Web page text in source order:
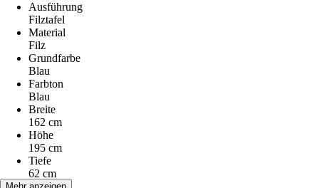
Ausführung
Filztafel
Material
Filz
Grundfarbe
Blau
Farbton
Blau
Breite
162 cm
Höhe
195 cm
Tiefe
62 cm